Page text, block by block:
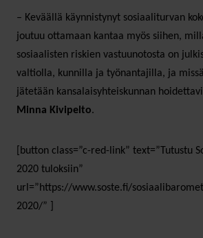
– Keväällä käynnistynyt sosiaaliturvan
joutuu ottamaan kantaa myös siihen,
sosiaalisten riskien vastuunotosta on
valtiolla, kunnilla ja työnantajilla, ja
jätetään kansalaisyhteiskunnan
Minna Kivipelto.
[button class=”c-red-link” text=”Tutustu
2020 tuloksiin”
url=”https://www.soste.fi/
2020/” ]